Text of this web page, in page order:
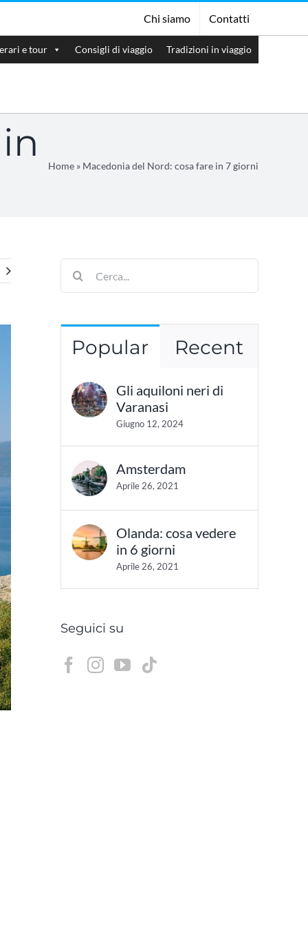
Chi siamo Contatti
e tour Consigli di viaggio Tradizioni in viaggio
Home » Macedonia del Nord: cosa fare in 7 giorni
Cerca
per:
Popular Recent
Gli aquiloni neri di
Varanasi
Giugno 12, 2024
Amsterdam
Aprile 26, 2021
Olanda: cosa vedere
in 6 giorni
Aprile 26, 2021
Seguici su